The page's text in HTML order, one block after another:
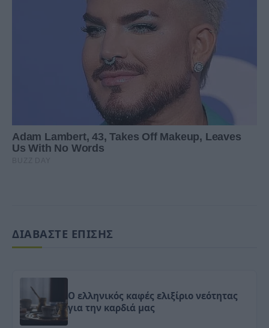
ΔΙΑΒΑΣΤΕ ΕΠΙΣΗΣ
Ο ελληνικός καφές ελιξίριο νεότητας
για την καρδιά μας